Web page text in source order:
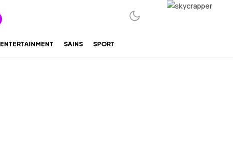
ENTERTAINMENT SAINS SPORT